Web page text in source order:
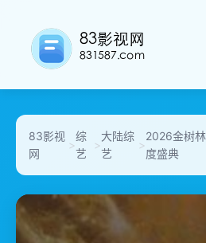
83影视
网
>
综
艺
>
大陆综
艺
>
2026金树
度盛典